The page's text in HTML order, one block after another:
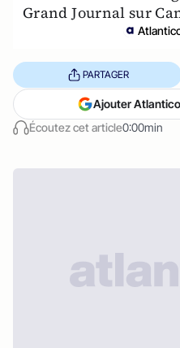
Grand Journal sur
Écoutez cet article0:00min
PARTAGER
Ajouter